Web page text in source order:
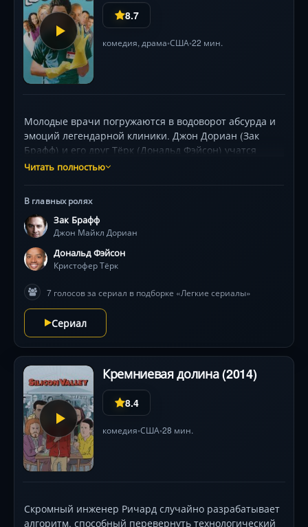
8.7
комедия, драма•США•22 мин.
Молодые врачи погружаются в водоворот абсурда и
эмоций легендарной клиники. Джон Дориан (Зак
Брафф) и его друг Тёрк (Дональд Фэйсон) учатся
выживать под сарказмом наставника Кокса (Джон
оживляют больничные будни, но внезапные смерти
пациентов, личные трагедии и профессиональные
провалы обрушивают на героев ледяной душ
реальности. Визитная карточка проекта — резкие
переходы от уморительных гэгов к
танцами Тёрка и ненавидеть циничного Келсо, но в
финале каждой серии — неожиданный поворот,
заставляющий задуматься о жизни .
Читать полностью
В главных ролях
Зак Брафф
Джон Майкл Дориан
Дональд Фэйсон
Кристофер Тёрк
7 голосов за сериал в подборке «Легкие сериалы»
Сериал
Кремниевая долина (2014)
8.4
комедия•США•28 мин.
Скромный инженер Ричард случайно разрабатывает
алгоритм, способный перевернуть технологический